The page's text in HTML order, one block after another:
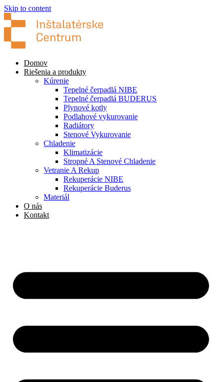
Skip to content
Domov
Riešenia a produkty
Kúrenie
Tepelné čerpadlá NIBE
Tepelné čerpadlá BUDERUS
Plynové kotly
Podlahové vykurovanie
Radiátory
Stenové Vykurovanie
Chladenie
Klimatizácie
Stropné A Stenové Chladenie
Vetranie A Rekup
Rekuperácie NIBE
Rekuperácie Buderus
Materiál
O nás
Kontakt